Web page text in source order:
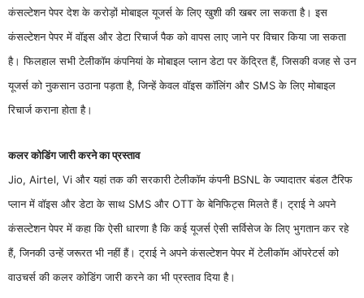
कंसल्टेशन पेपर देश के करोड़ों मोबाइल यूजर्स के लिए खुशी की खबर ला सकता है। इस
कंसल्टेशन पेपर में वॉइस और डेटा रिचार्ज पैक को वापस लाए जाने पर विचार किया जा सकता
है। फिलहाल सभी टेलीकॉम कंपनियां के मोबाइल प्लान डेटा पर केंद्रित हैं, जिसकी वजह से उन
यूजर्स को नुकसान उठाना पड़ता है, जिन्हें केवल वॉइस कॉलिंग और SMS के लिए मोबाइल
रिचार्ज कराना होता है।
कलर कोडिंग जारी करने का प्रस्ताव
Jio, Airtel, Vi और यहां तक की सरकारी टेलीकॉम कंपनी BSNL के ज्यादातर बंडल टैरिफ
प्लान में वॉइस और डेटा के साथ SMS और OTT के बेनिफिट्स मिलते हैं। ट्राई ने अपने
कंसल्टेशन पेपर में कहा कि ऐसी धारणा है कि कई यूजर्स ऐसी सर्विसेज के लिए भुगतान कर रहे
हैं, जिनकी उन्हें जरूरत भी नहीं हैं। ट्राई ने अपने कंसल्टेशन पेपर में टेलीकॉम ऑपरेटर्स को
वाउचर्स की कलर कोडिंग जारी करने का भी प्रस्ताव दिया है।